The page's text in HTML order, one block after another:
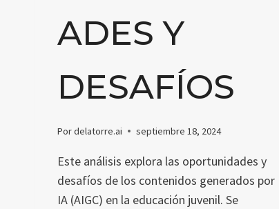
ADES Y
DESAFÍOS
Pordelatorre.ai septiembre 18, 2024
Este análisis explora las oportunidades y
desafíos de los contenidos generados por
IA (AIGC) en la educación juvenil. Se